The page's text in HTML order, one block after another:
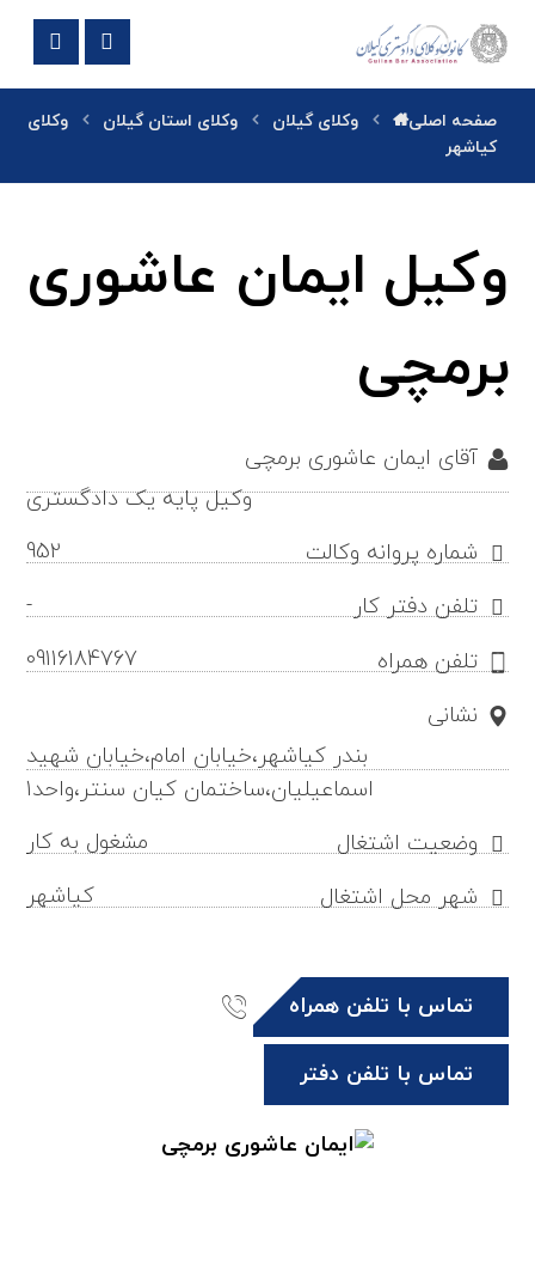
صفحه اصلی وکلای گیلان وکلای استان گیلان
وکلای
کیاشهر
وکیل ایمان عاشوری
برمچی
آقای ایمان عاشوری برمچی
وکیل پایه یک دادگستری
شماره پروانه وکالت
952
تلفن دفتر کار
-
تلفن همراه
09116184767
نشانی
بندر کیاشهر،خیابان امام،خیابان شهید
اسماعیلیان،ساختمان کیان سنتر،واحد1
وضعیت اشتغال
مشغول به کار
شهر محل اشتغال
کیاشهر
تماس با تلفن همراه
تماس با تلفن دفتر